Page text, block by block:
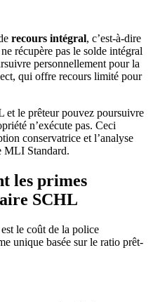
recours intégral, c’est-à-dire
récupère pas le solde intégral
personnellement pour la
qui offre recours limité pour
et le prêteur pouvez poursuivre
n’exécute pas. Ceci
conservatrice et l’analyse
MLI Standard.
les primes
SCHL
le coût de la police
unique basée sur le ratio prêt-